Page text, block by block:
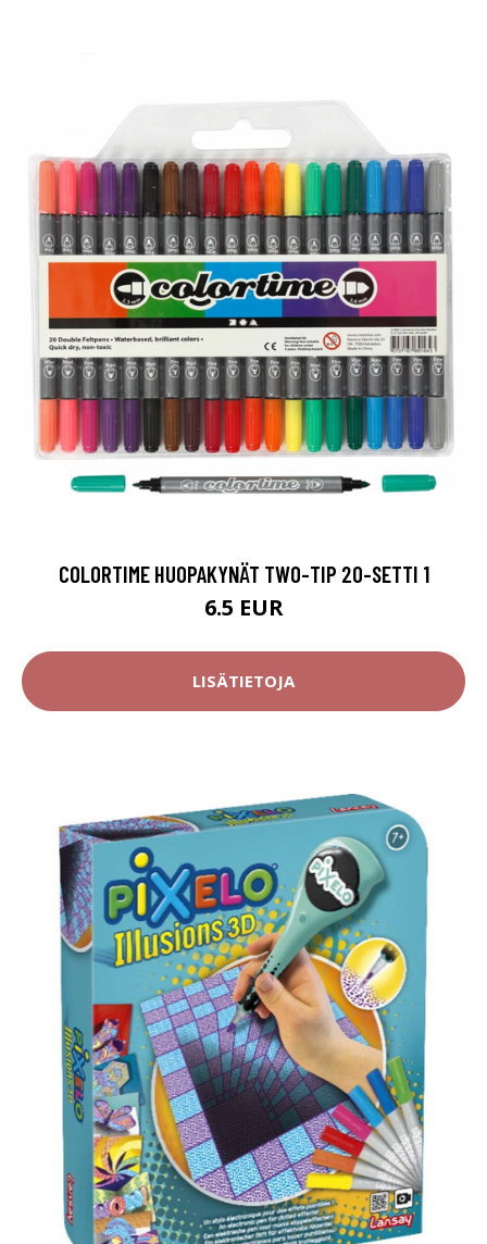
COLORTIME HUOPAKYNÄT TWO-TIP 20-SETTI 1
6.5 EUR
LISÄTIETOJA